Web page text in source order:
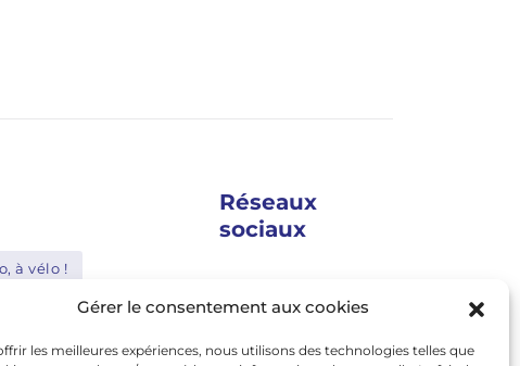
Gérer le consentement aux cookies
les meilleures expériences, nous utilisons des technologies telles que
à vélo !
Shimano
Bosch
Réseaux
sociaux